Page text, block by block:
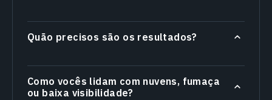
Quão precisos são os resultados?
Como vocês lidam com nuvens, fumaça
ou baixa visibilidade?